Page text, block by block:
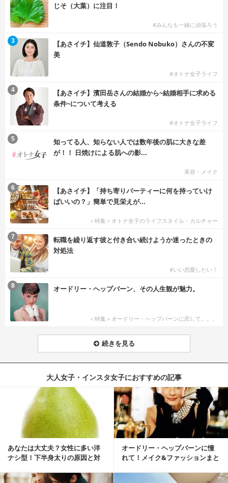
じそ（大葉）に注目！
#みんなも一緒に頑張ろう
【あさイチ】仙道敦子（Sendo Nobuko）さんの不変
美
#オトナ女子ライフ
3
【あさイチ】濱田岳さんの結婚から~結婚相手に求める
条件~について考える
#オトナ女子ライフ
4
知ってる人、知らない人では数年後の肌に大きな差
が！！ 日焼けによる肌への影...
美容・メイク
5
【あさイチ】「持ち寄りパーティーに何を持っていけ
ばいいの？」簡単で見栄えが...
＜特集＞オトナ女子のライフスタイル・カルチャー
6
転職を繰り返す彼と付き合い続けようか迷ったときの
対処法
#いい恋愛したい！
7
オードリー・ヘップバーン、その人生観が魅力。
＜特集＞オードリー・ヘップバーンに恋して。。。
8
続きを見る
大人女子・インスタ女子におすすめの記事
あなたは大丈夫？女性に多い洋
ナシ型！下半身太りの原因と対
オードリー・ヘップバーンに憧
れて！メイク&ファッションまと